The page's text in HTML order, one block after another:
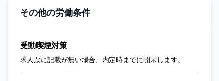
その他の労働条件
受動喫煙対策
求人票に記載が無い場合、内定時までに開示します。